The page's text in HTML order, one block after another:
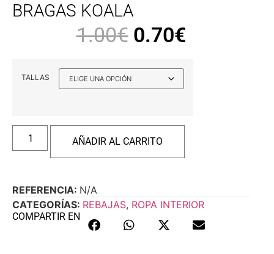
BRAGAS KOALA
1.00€ 0.70€
TALLAS
AÑADIR AL CARRITO
REFERENCIA: N/A
CATEGORÍAS: REBAJAS, ROPA INTERIOR
COMPARTIR EN